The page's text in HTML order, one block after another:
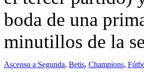
boda de una
minutillos de la
Ascenso a Segunda, Betis, Champions,